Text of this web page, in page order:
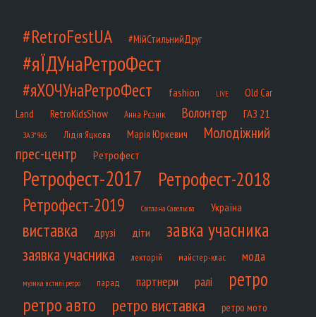
#RetroFestUA #МійСтильнийДруг
#яЇДУнаРетроФест
#яХОЧУнаРетроФест fashion LIVE
Old Car
Land
RetroKidsShow Анна Рєзнік Волонтер ГАЗ 21
ЗАЗ*965 Лідія Яцкова Марія Юркевич
Молодіжний
прес-центр
Ретрофест
Ретрофест-2017 Ретрофест-2018
Ретрофест-2019 Світлана Савельєва Україна
виставка друзі діти завка учасника
заявка учасника лекторій майстер-клас мода
музика в стилі ретро парад партнери ралі ретро
ретро авто ретро виставка ретро мото